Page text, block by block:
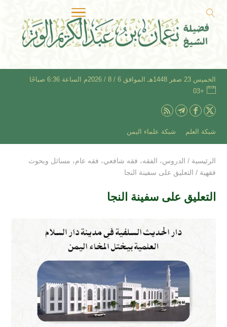
الخميس 23 صفر 1448هـ الموافق 6 / 8 / 2026م الساعة 6:36 صباحًا
+03
شبكة العلم شبكة علماء اليمن
الرئيسية / الدروس، الفقه، فقه شافعي، فقه عام، مسائل وبحوث
فقهية / التعليق على سفينة النجا
التعليق على سفينة النجا